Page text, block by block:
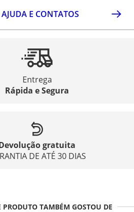
AJUDA E CONTATOS
Entrega
Rápida e Segura
gratuita
DE ATÉ 30 DIAS
PRODUTO TAMBÉM GOSTOU DE